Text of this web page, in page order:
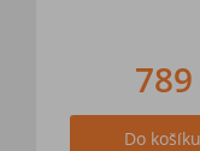
Do košíku